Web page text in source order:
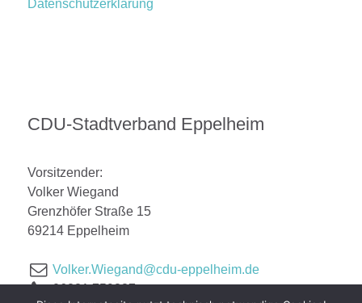
Datenschutzerklärung
CDU-Stadtverband Eppelheim
Vorsitzender:
Volker Wiegand
Grenzhöfer Straße 15
69214 Eppelheim
Volker.Wiegand@cdu-eppelheim.de
06221 759887